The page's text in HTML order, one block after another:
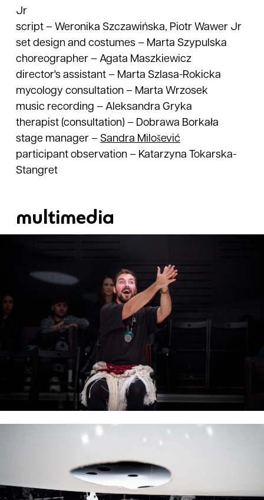
Jr
script – Weronika Szczawińska, Piotr Wawer Jr
set design and costumes – Marta Szypulska
choreographer – Agata Maszkiewicz
director's assistant – Marta Szlasa-Rokicka
mycology consultation – Marta Wrzosek
music recording – Aleksandra Gryka
therapist (consultation) – Dobrawa Borkała
stage manager – Sandra Milošević
participant observation – Katarzyna Tokarska-
Stangret
multimedia